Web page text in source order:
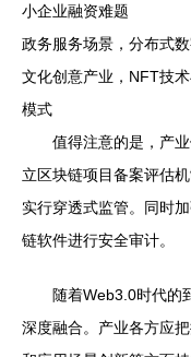
小企业融资难题
政务服务场景，分布式
文化创意产业，NFT技
模式
值得注意的是，产
立区块链项目备案评估
实行穿透式监管。同时
链软件进行安全审计。
随着Web3.0时代的
深度融合。产业各方应